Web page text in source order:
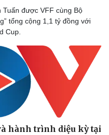
Tuấn được VFF cùng Bộ
tổng cộng 1,1 tỷ đồng với
Cup.
hành trình diệu kỳ tại